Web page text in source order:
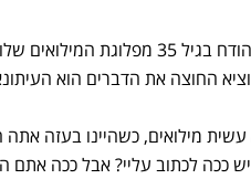
כי הודח בגיל 35 מפלוגת
החוצה את הדברים הוא
מילואים, כשהיינו בעזה
ככה לכתוב עליי? אבל ככה אתם